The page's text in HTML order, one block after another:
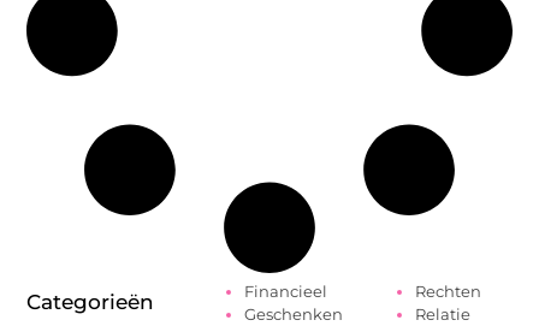
Categorieën
Financieel
Geschenken
Rechten
Relatie